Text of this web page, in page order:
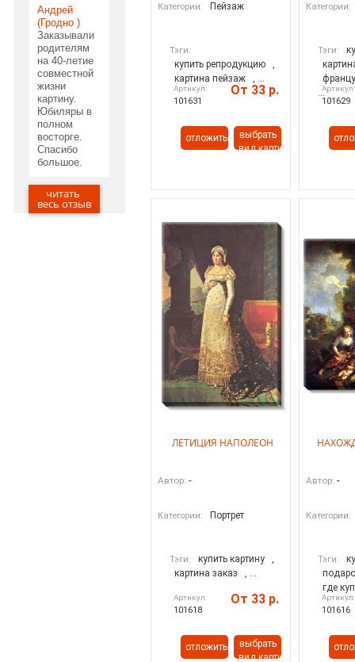
Андрей
(Гродно )
Заказывали
родителям
на 40-летие
совместной
жизни
картину.
Юбиляры в
полном
восторге.
Спасибо
большое.
20.05.2020
читать
весь отзыв
Категории: Пейзаж
Тэги:
купить репродукцию
,
картина пейзаж
, ...
Артикул:
101631
От 33 р.
отложить
выбрать
вид картины
Категории:
Тэги:
...Артикул:
101629
ЛЕТИЦИЯ НАПОЛЕОН
Автор: -
Категории: Портрет
Тэги: купить картину
,
картина заказ
, ...
Артикул:
101618
От 33 р.
отложить
выбрать
вид картины
Автор: -
Категории:
Тэги:
где
Артикул:
101616